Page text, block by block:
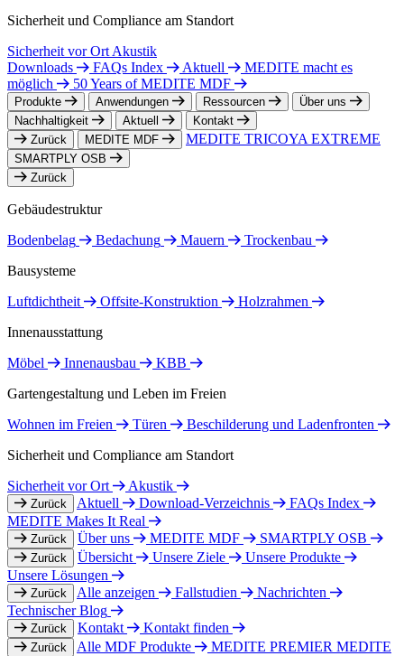
Sicherheit und Compliance am Standort
Sicherheit vor Ort Akustik
Downloads
FAQs Index Aktuell
MEDITE macht es
möglich
50 Years of MEDITE MDF
Produkte Anwendungen Ressourcen
Über uns
Nachhaltigkeit
Aktuell
Kontakt
Zurück
MEDITE MDF MEDITE TRICOYA EXTREME
SMARTPLY OSB
Zurück
Gebäudestruktur
Bodenbelag
Bedachung Mauern
Trockenbau
Bausysteme
Luftdichtheit
Offsite-Konstruktion
Holzrahmen
Innenausstattung
Möbel
Innenausbau
KBB
Gartengestaltung und Leben im Freien
Wohnen im Freien
Türen
Beschilderung und Ladenfronten
Sicherheit und Compliance am Standort
Sicherheit vor Ort
Akustik
Zurück Aktuell Download-Verzeichnis
FAQs Index
MEDITE Makes It Real
Zurück Über uns MEDITE MDF SMARTPLY OSB
Zurück Übersicht Unsere Ziele
Unsere Produkte
Unsere Lösungen
Zurück Alle anzeigen Fallstudien
Nachrichten
Technischer Blog
Zurück Kontakt Kontakt finden
Zurück Alle MDF Produkte MEDITE PREMIER MEDITE